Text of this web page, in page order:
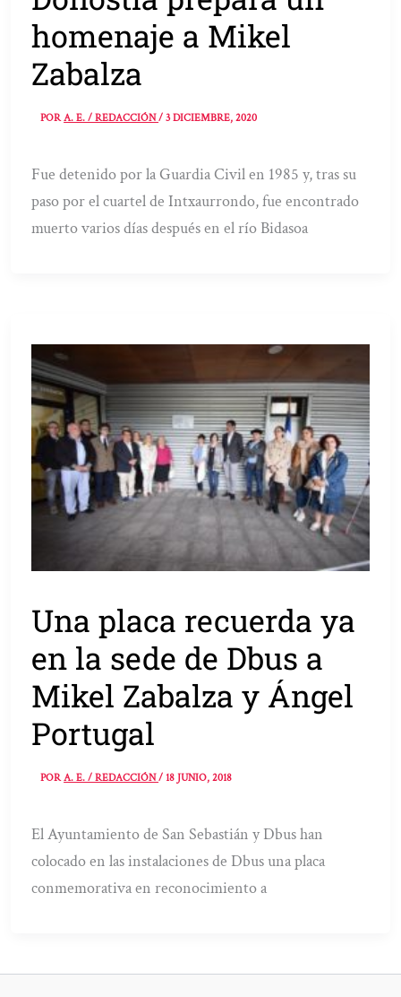
homenaje a Mikel
Zabalza
PORA. E. / REDACCIÓN/3 DICIEMBRE, 2020
Fue detenido por la Guardia Civil en 1985 y, tras su
paso por el cuartel de Intxaurrondo, fue encontrado
muerto varios días después en el río Bidasoa
Una placa recuerda ya
en la sede de Dbus a
Mikel Zabalza y Ángel
Portugal
PORA. E. / REDACCIÓN/18 JUNIO, 2018
El Ayuntamiento de San Sebastián y Dbus han
colocado en las instalaciones de Dbus una placa
conmemorativa en reconocimiento a